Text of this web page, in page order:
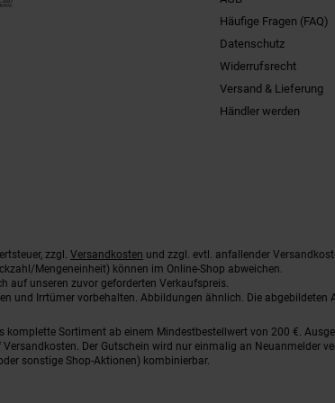
Häufige Fragen (FAQ)
Datenschutz
Widerrufsrecht
Versand & Lieferung
Händler werden
zzgl. Versandkosten und zzgl. evtl. anfallender
Mengeneinheit) können im Online-Shop abweichen.
auf unseren zuvor geforderten Verkaufspreis.
und Irrtümer vorbehalten. Abbildungen ähnlich. Die
Sortiment ab einem Mindestbestellwert von 200 €.
Der Gutschein wird nur einmalig an Neuanmelder
sonstige Shop-Aktionen) kombinierbar.